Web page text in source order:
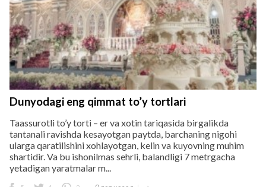
Dunyodagi eng qimmat to’y tortlari
Taassurotli to’y torti – er va xotin tariqasida birgalikda
tantanali ravishda kesayotgan paytda, barchaning nigohi
ularga qaratilishini xohlayotgan, kelin va kuyovning muhim
shartidir. Va bu ishonilmas sehrli, balandligi 7 metrgacha
yetadigan yaratmalar m...